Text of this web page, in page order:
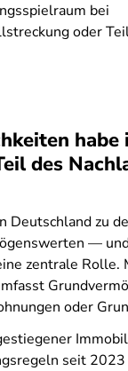
bei
oder
habe
des
Deutschland zu
—
zentrale Rolle.
oder
seit 2023